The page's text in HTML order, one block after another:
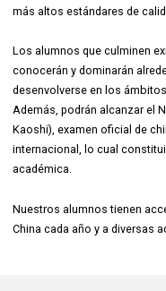
más altos estándares de
Los alumnos que culminen
conocerán y dominarán
desenvolverse en los
Además, podrán alcanzar el
Kaoshi), examen oficial de
internacional, lo cual
académica.
Nuestros alumnos tienen
China cada año y a diversas